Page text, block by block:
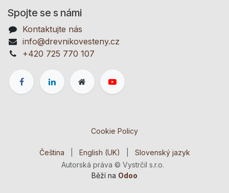
Spojte se s námi
Kontaktujte nás
info@drevnikovesteny.cz
+420 725 770 107
Cookie Policy
Autorská práva © Vystrčil s.r.o.
Čeština English (UK) Slovenský jazyk
Běží na Odoo